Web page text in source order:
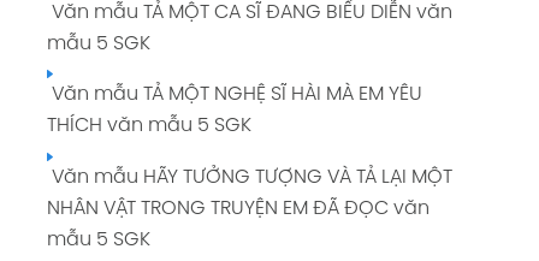
Văn mẫu TẢ MỘT CA SĨ ĐANG BIỂU DIỄN văn
mẫu 5 SGK
Văn mẫu TẢ MỘT NGHỆ SĨ HÀI MÀ EM YÊU
THÍCH văn mẫu 5 SGK
Văn mẫu HÃY TƯỞNG TƯỢNG VÀ TẢ LẠI MỘT
NHÂN VẬT TRONG TRUYỆN EM ĐÃ ĐỌC văn
mẫu 5 SGK